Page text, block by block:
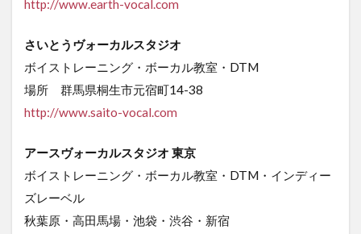
http://www.earth-vocal.com
さいとうヴォーカルスタジオ
ボイストレーニング・ボーカル教室・DTM
場所 群馬県桐生市元宿町14-38
http://www.saito-vocal.com
アースヴォーカルスタジオ 東京
ボイストレーニング・ボーカル教室・DTM・インディー
ズレーベル
秋葉原・高田馬場・池袋・渋谷・新宿